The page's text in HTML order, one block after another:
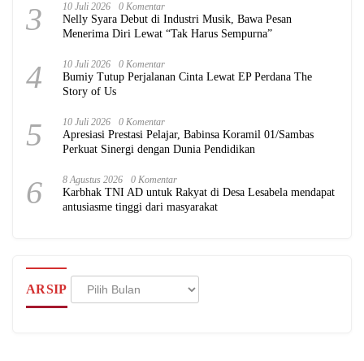
3 10 Juli 2026 0 Komentar
Nelly Syara Debut di Industri Musik, Bawa Pesan
Menerima Diri Lewat “Tak Harus Sempurna”
4 10 Juli 2026 0 Komentar
Bumiy Tutup Perjalanan Cinta Lewat EP Perdana The
Story of Us
5 10 Juli 2026 0 Komentar
Apresiasi Prestasi Pelajar, Babinsa Koramil 01/Sambas
Perkuat Sinergi dengan Dunia Pendidikan
6 8 Agustus 2026 0 Komentar
Karbhak TNI AD untuk Rakyat di Desa Lesabela mendapat
antusiasme tinggi dari masyarakat
ARSIP
Arsip